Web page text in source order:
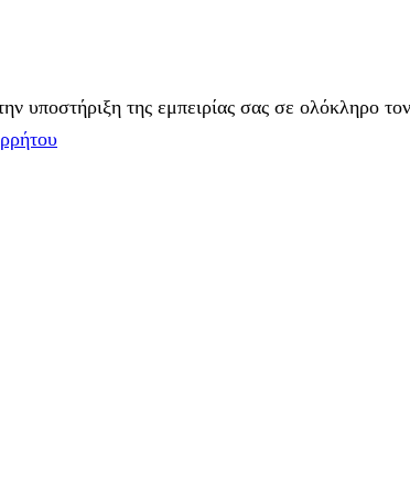
υποστήριξη της εμπειρίας σας σε ολόκληρο